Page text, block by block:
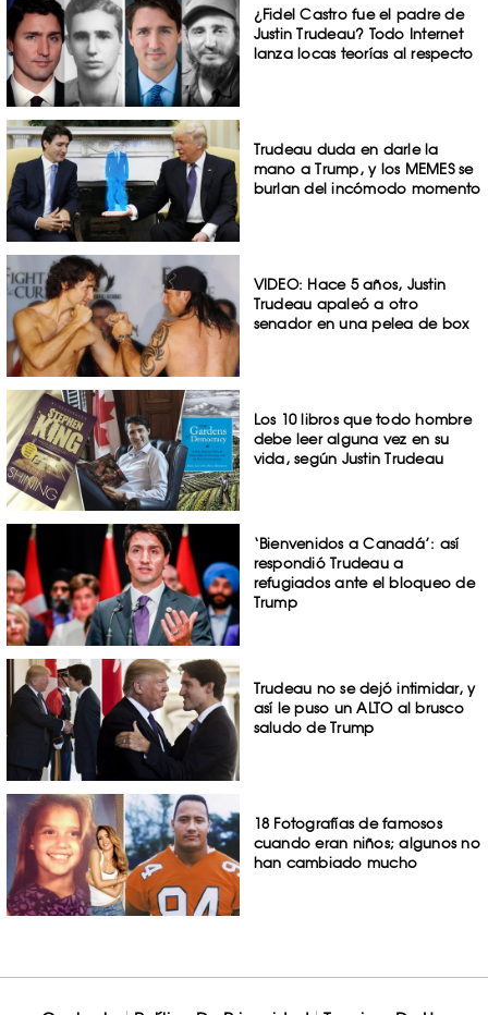
¿Fidel Castro fue el padre de
Justin Trudeau? Todo Internet
lanza locas teorías al respecto
Trudeau duda en darle la
mano a Trump, y los MEMES se
burlan del incómodo momento
VIDEO: Hace 5 años, Justin
Trudeau apaleó a otro
senador en una pelea de box
Los 10 libros que todo hombre
debe leer alguna vez en su
vida, según Justin Trudeau
‘Bienvenidos a Canadá’: así
respondió Trudeau a
refugiados ante el bloqueo de
Trump
Trudeau no se dejó intimidar, y
así le puso un ALTO al brusco
saludo de Trump
18 Fotografías de famosos
cuando eran niños; algunos no
han cambiado mucho